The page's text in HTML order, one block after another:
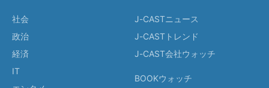
社会
政治
経済
IT
J-CASTニュース
J-CASTトレンド
J-CAST会社ウォッチ
BOOKウォッチ